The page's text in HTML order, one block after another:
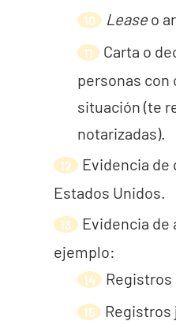
Lease o
Carta o
personas con
situación (te
notarizadas).
Evidencia de
Estados Unidos.
Evidencia de
ejemplo:
Registros